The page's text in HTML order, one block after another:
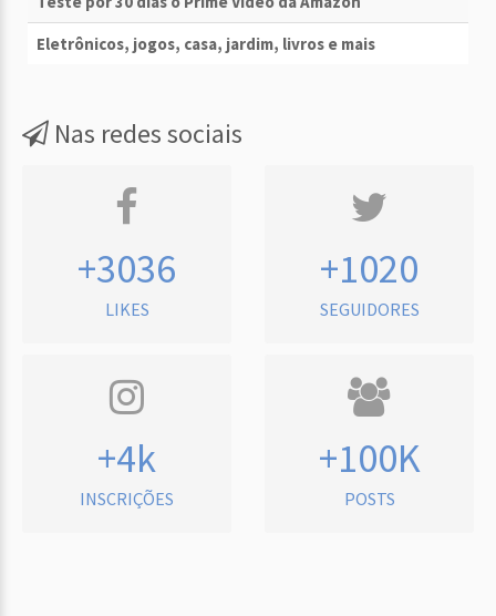
Eletrônicos, jogos, casa, jardim, livros e mais
Nas redes sociais
+3036
LIKES
+1020
SEGUIDORES
+4k
INSCRIÇÕES
+100K
POSTS